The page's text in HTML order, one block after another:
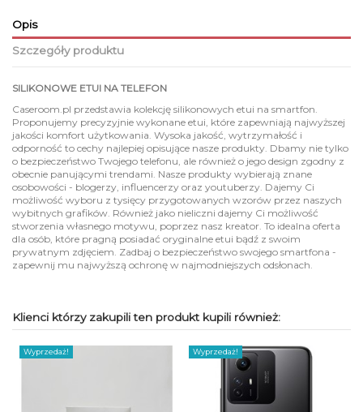
Opis
Szczegóły produktu
SILIKONOWE ETUI NA TELEFON
Caseroom.pl przedstawia kolekcję silikonowych etui na smartfon.
Proponujemy precyzyjnie wykonane etui, które zapewniają najwyższej
jakości komfort użytkowania. Wysoka jakość, wytrzymałość i
odporność to cechy najlepiej opisujące nasze produkty. Dbamy nie tylko
o bezpieczeństwo Twojego telefonu, ale również o jego design zgodny z
obecnie panującymi trendami. Nasze produkty wybierają znane
osobowości - blogerzy, influencerzy oraz youtuberzy. Dajemy Ci
możliwość wyboru z tysięcy przygotowanych wzorów przez naszych
wybitnych grafików. Również jako nieliczni dajemy Ci możliwość
stworzenia własnego motywu, poprzez nasz kreator. To idealna oferta
dla osób, które pragną posiadać oryginalne etui bądź z swoim
prywatnym zdjęciem. Zadbaj o bezpieczeństwo swojego smartfona -
zapewnij mu najwyższą ochronę w najmodniejszych odsłonach.
Klienci którzy zakupili ten produkt kupili również:
Wyprzedaż! Wyprzedaż!